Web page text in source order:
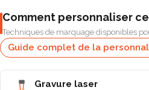
Comment personnaliser
Techniques de marquage disponibles
Guide complet de la
Gravure laser